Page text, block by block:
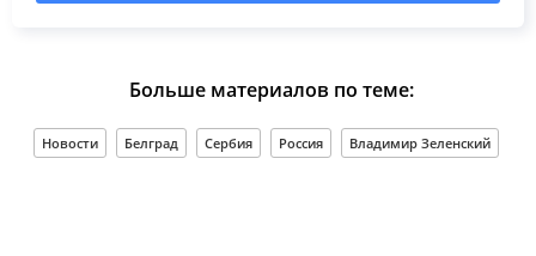
Больше материалов по теме:
Новости Белград Сербия Россия Владимир Зеленский